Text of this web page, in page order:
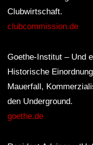
Clubwirtschaft.
clubcommission.de
Goethe-Institut – Und
Historische
Mauerfall,
den Underground.
goethe.de